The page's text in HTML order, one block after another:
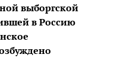
выборгской
в Россию